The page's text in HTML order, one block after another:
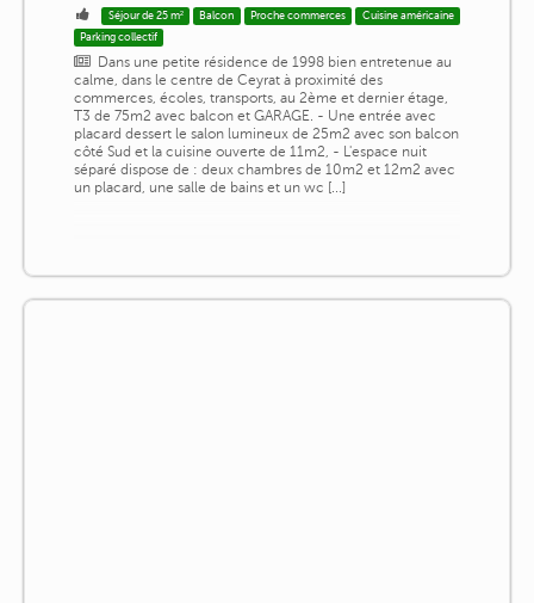
Séjour de 25 m² Balcon Proche commerces
Cuisine américaine
Parking collectif
Dans une petite résidence de 1998 bien entretenue au
calme, dans le centre de Ceyrat à proximité des
commerces, écoles, transports, au 2ème et dernier étage,
T3 de 75m2 avec balcon et GARAGE. - Une entrée avec
placard dessert le salon lumineux de 25m2 avec son balcon
côté Sud et la cuisine ouverte de 11m2, - L'espace nuit
séparé dispose de : deux chambres de 10m2 et 12m2 avec
un placard, une salle de bains et un wc [...]